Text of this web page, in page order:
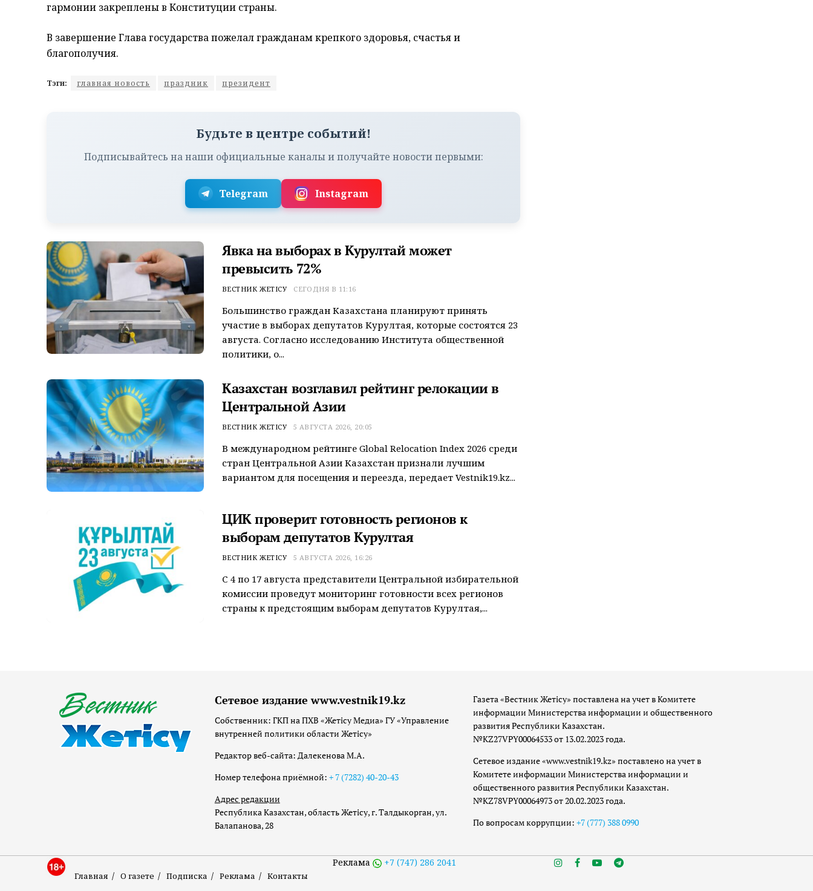
гармонии закреплены в Конституции страны.
В завершение Глава государства пожелал гражданам крепкого здоровья, счастья и
благополучия.
Тэги: главная новость праздник президент
Будьте в центре событий!
Подписывайтесь на наши официальные каналы и получайте новости первыми:
Telegram Instagram
Явка на выборах в Курултай может
превысить 72%
ВЕСТНИК ЖЕТІСУ СЕГОДНЯ В 11:16
Большинство граждан Казахстана планируют принять
участие в выборах депутатов Курултая, которые состоятся 23
августа. Согласно исследованию Института общественной
политики, о...
Казахстан возглавил рейтинг релокации в
Центральной Азии
ВЕСТНИК ЖЕТІСУ 5 АВГУСТА 2026, 20:05
В международном рейтинге Global Relocation Index 2026 среди
стран Центральной Азии Казахстан признали лучшим
вариантом для посещения и переезда, передает Vestnik19.kz...
ЦИК проверит готовность регионов к
выборам депутатов Курултая
ВЕСТНИК ЖЕТІСУ 5 АВГУСТА 2026, 16:26
С 4 по 17 августа представители Центральной избирательной
комиссии проведут мониторинг готовности всех регионов
страны к предстоящим выборам депутатов Курултая,...
Сетевое издание www.vestnik19.kz
Собственник: ГКП на ПХВ «Жетісу Медиа» ГУ «Управление
внутренней политики области Жетісу»
Редактор веб-сайта: Далекенова М.А.
Номер телефона приёмной: + 7 (7282) 40-20-43
Адрес редакции
Республика Казахстан, область Жетісу, г. Талдыкорган, ул.
Балапанова, 28
Газета «Вестник Жетісу» поставлена на учет в Комитете
информации Министерства информации и общественного
развития Республики Казахстан.
№KZ27VPY00064533 от 13.02.2023 года.
Сетевое издание «www.vestnik19.kz» поставлено на учет в
Комитете информации Министерства информации и
общественного развития Республики Казахстан.
№KZ78VPY00064973 от 20.02.2023 года.
По вопросам коррупции: +7 (777) 388 0990
Главная О газете Подписка Реклама Контакты
Реклама +7 (747) 286 2041